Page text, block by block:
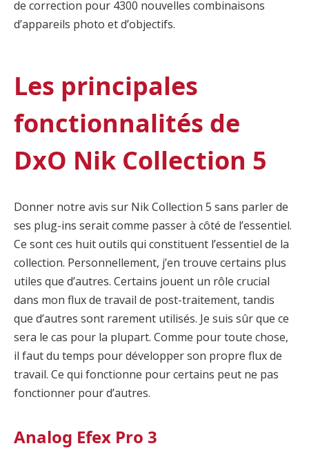
de correction pour 4300 nouvelles combinaisons
d’appareils photo et d’objectifs.
Les principales
fonctionnalités de
DxO Nik Collection 5
Donner notre avis sur Nik Collection 5 sans parler de
ses plug-ins serait comme passer à côté de l’essentiel.
Ce sont ces huit outils qui constituent l’essentiel de la
collection. Personnellement, j’en trouve certains plus
utiles que d’autres. Certains jouent un rôle crucial
dans mon flux de travail de post-traitement, tandis
que d’autres sont rarement utilisés. Je suis sûr que ce
sera le cas pour la plupart. Comme pour toute chose,
il faut du temps pour développer son propre flux de
travail. Ce qui fonctionne pour certains peut ne pas
fonctionner pour d’autres.
Analog Efex Pro 3